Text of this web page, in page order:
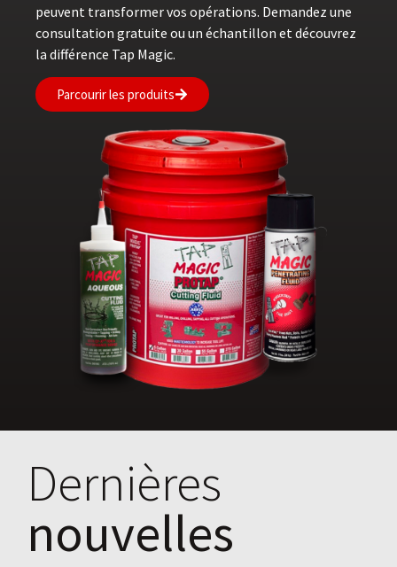
peuvent transformer vos opérations. Demandez une
consultation gratuite ou un échantillon et découvrez
la différence Tap Magic.
Parcourir les produits
Dernières
nouvelles